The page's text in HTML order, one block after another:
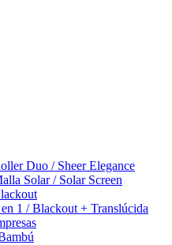
Duo / Sheer Elegance
Solar / Solar Screen
1 / Blackout + Translúcida